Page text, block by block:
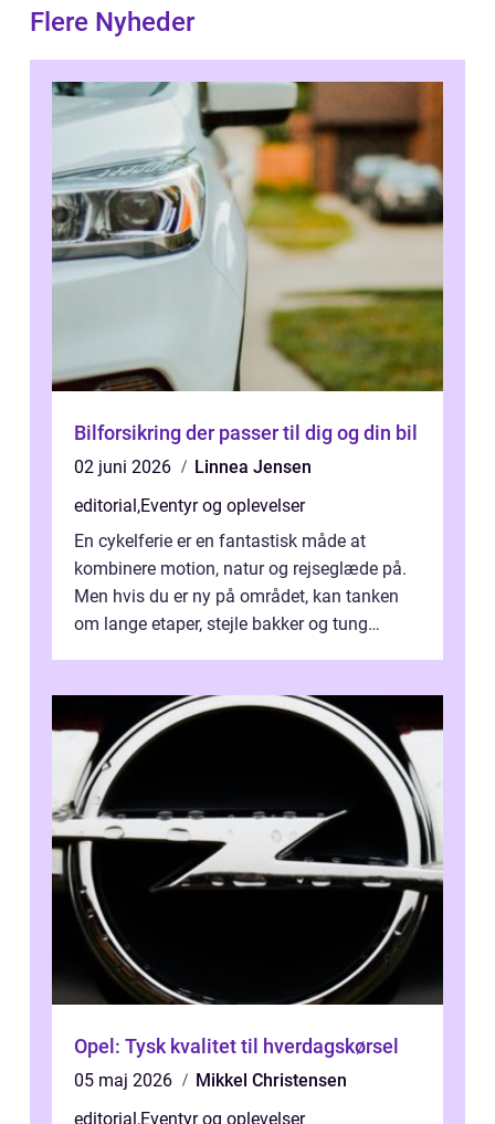
Flere Nyheder
Bilforsikring der passer til dig og din bil
02 juni 2026
Linnea Jensen
editorial,Eventyr og oplevelser
En cykelferie er en fantastisk måde at
kombinere motion, natur og rejseglæde på.
Men hvis du er ny på området, kan tanken
om lange etaper, stejle bakker og tung
Opel: Tysk kvalitet til hverdagskørsel
05 maj 2026
Mikkel Christensen
editorial,Eventyr og oplevelser